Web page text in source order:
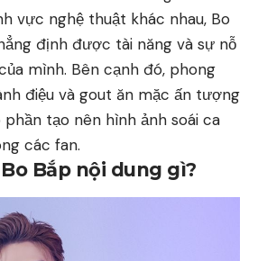
vực nghệ thuật khác nhau, Bo
định được tài năng và sự nỗ
mình. Bên cạnh đó, phong
điệu và gout ăn mặc ấn tượng
tạo nên hình ảnh soái ca
các fan.
Bắp nội dung gì?